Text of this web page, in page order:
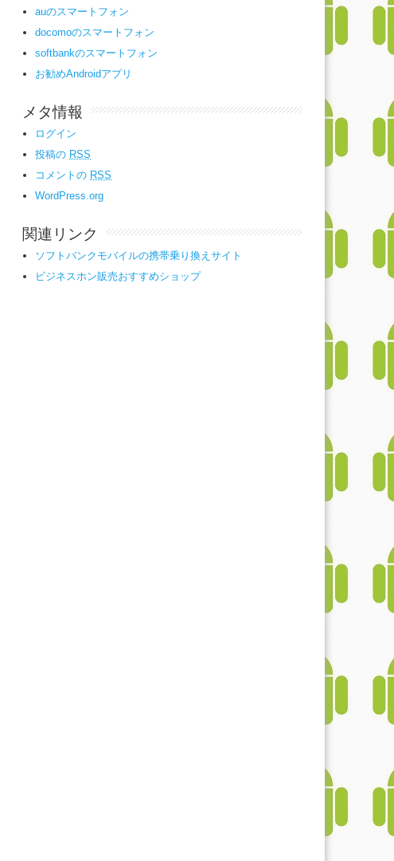
auのスマートフォン
docomoのスマートフォン
softbankのスマートフォン
お勧めAndroidアプリ
メタ情報
ログイン
投稿の RSS
コメントの RSS
WordPress.org
関連リンク
ソフトバンクモバイルの携帯乗り換えサイト
ビジネスホン販売おすすめショップ